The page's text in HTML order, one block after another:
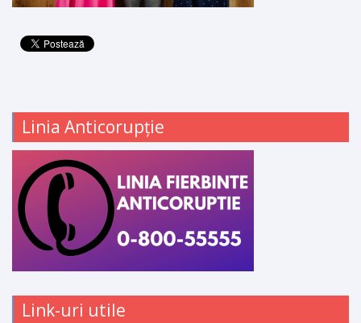
Linia Anticorupție
Link-uri utile